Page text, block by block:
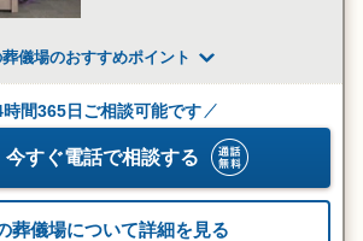
儀場のおすすめポイント
時間365日ご相談可能です
今すぐ電話で相談する
葬儀場について詳細を見る